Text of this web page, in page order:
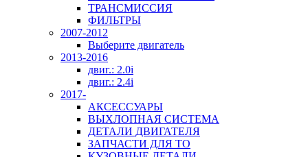
ТРАНСМИССИЯ
ФИЛЬТРЫ
2007-2012
Выберите двигатель
2013-2016
двиг.: 2.0i
двиг.: 2.4i
2017-
АКСЕССУАРЫ
ВЫХЛОПНАЯ СИСТЕМА
ДЕТАЛИ ДВИГАТЕЛЯ
ЗАПЧАСТИ ДЛЯ ТО